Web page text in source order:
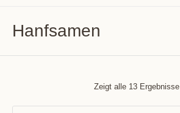
Hanfsamen
Zeigt alle 13 Ergebnisse